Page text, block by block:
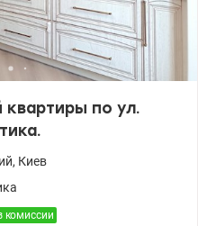
по ул.
, Киев
комиссии